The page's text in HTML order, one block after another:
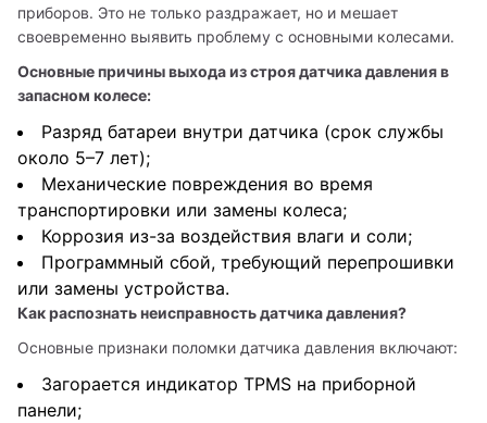
приборов. Это не только раздражает, но и мешает
своевременно выявить проблему с основными колесами.
Основные причины выхода из строя датчика давления в
запасном колесе:
Разряд батареи внутри датчика (срок службы
около 5–7 лет);
Механические повреждения во время
транспортировки или замены колеса;
Коррозия из-за воздействия влаги и соли;
Программный сбой, требующий перепрошивки
или замены устройства.
Как распознать неисправность датчика давления?
Основные признаки поломки датчика давления включают:
Загорается индикатор TPMS на приборной
панели;